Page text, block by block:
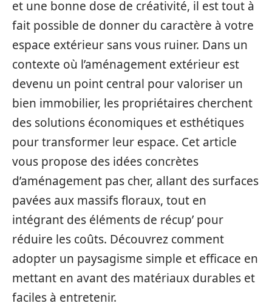
et une bonne dose de créativité, il est tout à
fait possible de donner du caractère à votre
espace extérieur sans vous ruiner. Dans un
contexte où l’aménagement extérieur est
devenu un point central pour valoriser un
bien immobilier, les propriétaires cherchent
des solutions économiques et esthétiques
pour transformer leur espace. Cet article
vous propose des idées concrètes
d’aménagement pas cher, allant des surfaces
pavées aux massifs floraux, tout en
intégrant des éléments de récup’ pour
réduire les coûts. Découvrez comment
adopter un paysagisme simple et efficace en
mettant en avant des matériaux durables et
faciles à entretenir.